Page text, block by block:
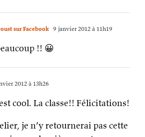
sur Facebook 9 janvier 2012 à 11h19
!! 😀
2012 à 13h26
cool. La classe!! Félicitations!
je n’y retournerai pas cette